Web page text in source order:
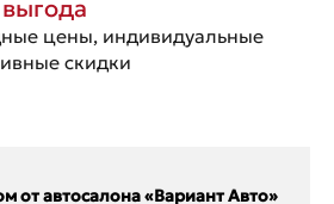
цены, индивидуальные
скидки
от автосалона «Вариант Авто»